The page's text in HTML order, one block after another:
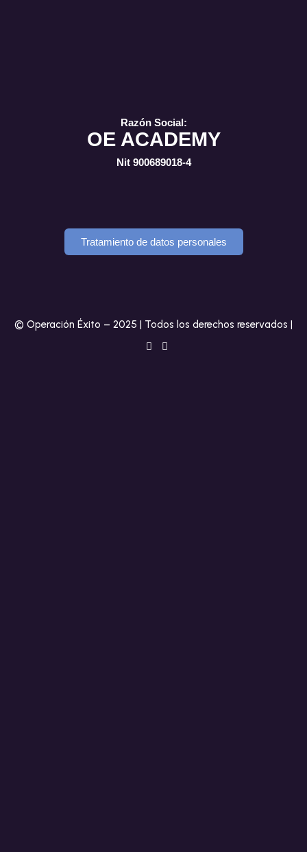
Razón Social:
OE ACADEMY
Nit 900689018-4
Tratamiento de datos personales
© Operación Éxito – 2025 | Todos los derechos reservados |